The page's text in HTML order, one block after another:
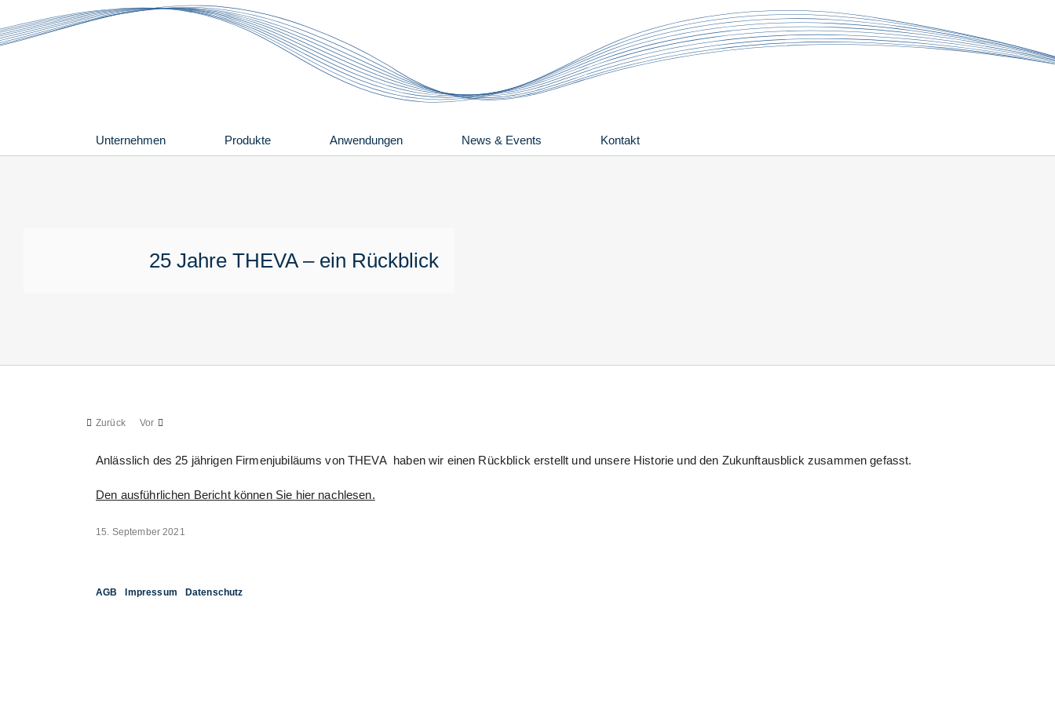
Inhalt
springen
Unternehmen Produkte Anwendungen News & Events Kontakt
25 Jahre THEVA – ein Rückblick
Zurück Vor
Anlässlich des 25 jährigen Firmenjubiläums von THEVA haben wir einen Rückblick erstellt und unsere Historie und den Zukunftausblick zusammen gefasst.
Den ausführlichen Bericht können Sie hier nachlesen.
15. September 2021
AGB Impressum Datenschutz